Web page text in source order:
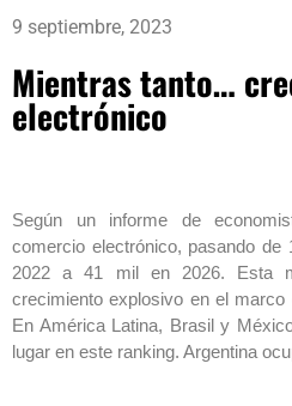
9 septiembre, 2023
Mientras tanto…
electrónico
Según un informe de
comercio electrónico, pasando
2022 a 41 mil en 2026. Esta
crecimiento explosivo en el
En América Latina, Brasil y
lugar en este ranking. Argentina